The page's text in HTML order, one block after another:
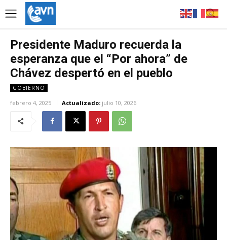
Presidente Maduro recuerda la
esperanza que el “Por ahora” de
Chávez despertó en el pueblo
GOBIERNO
febrero 4, 2025 Actualizado: julio 10, 2026